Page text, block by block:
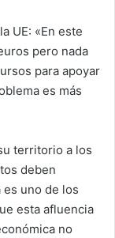
UE: «En este
pero nada
para apoyar
es más
territorio a los
deben
es uno de los
esta afluencia
no